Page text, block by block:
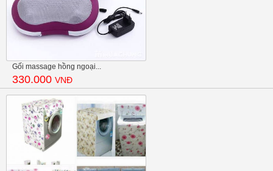
Gối massage hồng ngoại...
330.000 VNĐ